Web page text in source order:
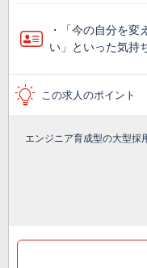
・「今の自分を変
い」といった気持
この求人のポイント
エンジニア育成型の大型採